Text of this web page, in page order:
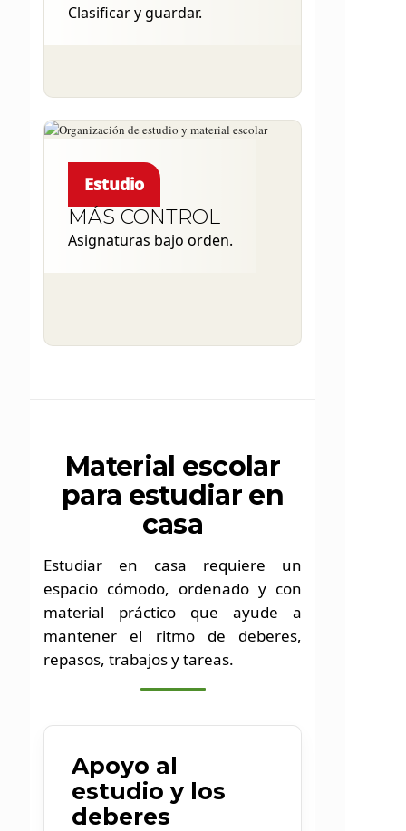
Clasificar y guardar.
Estudio
MÁS CONTROL
Asignaturas bajo orden.
Material escolar
para estudiar en
casa
Estudiar en casa requiere un
espacio cómodo, ordenado y con
material práctico que ayude a
mantener el ritmo de deberes,
repasos, trabajos y tareas.
Apoyo al
estudio y los
deberes